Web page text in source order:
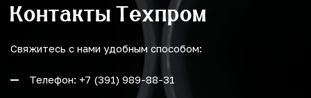
Контакты Техпром
Свяжитесь с нами удобным способом:
Телефон: +7 (391) 989-88-31